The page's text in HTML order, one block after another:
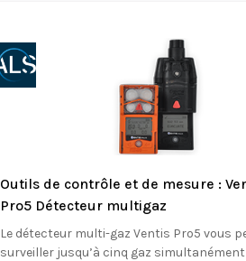
Outils de contrôle et de mesure :
Pro5 Détecteur multigaz
Le détecteur multi-gaz Ventis Pro5 vous
surveiller jusqu’à cinq gaz